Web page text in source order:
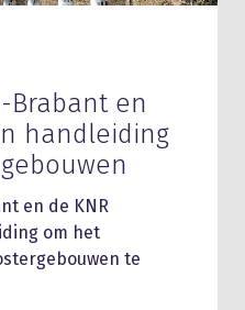
Brabant en
handleiding
en de KNR
om het
te